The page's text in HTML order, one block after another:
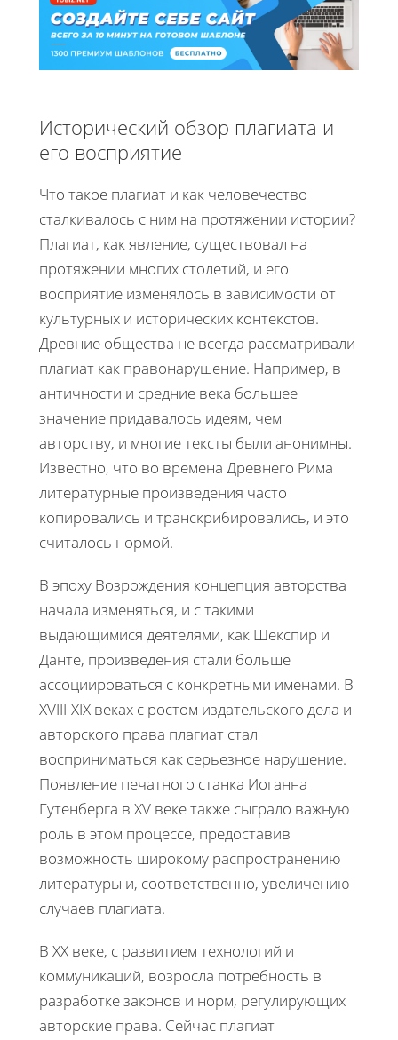
Исторический обзор плагиата и
его восприятие
Что такое плагиат и как человечество
cталкивалось с ним на протяжении истории?
Плагиат, как явление, существовал на
протяжении многих столетий, и его
восприятие изменялось в зависимости от
культурных и исторических контекстов.
Древние общества не всегда рассматривали
плагиат как правонарушение. Например, в
античности и средние века большее
значение придавалось идеям, чем
авторству, и многие тексты были анонимны.
Известно, что во времена Древнего Рима
литературные произведения часто
копировались и транскрибировались, и это
считалось нормой.
В эпоху Возрождения концепция авторства
начала изменяться, и с такими
выдающимися деятелями, как Шекспир и
Данте, произведения стали больше
ассоциироваться с конкретными именами. В
XVIII-XIX веках с ростом издательского дела и
авторского права плагиат стал
восприниматься как серьезное нарушение.
Появление печатного станка Иоганна
Гутенберга в XV веке также сыграло важную
роль в этом процессе, предоставив
возможность широкому распространению
литературы и, соответственно, увеличению
случаев плагиата.
В ХХ веке, с развитием технологий и
коммуникаций, возросла потребность в
разработке законов и норм, регулирующих
авторские права. Сейчас плагиат